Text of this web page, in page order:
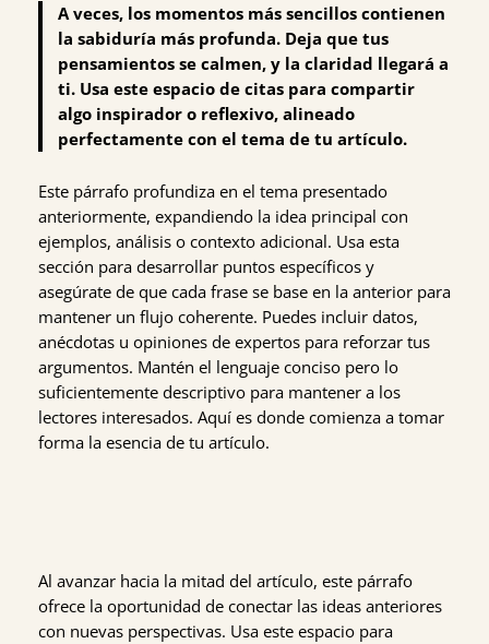
A veces, los momentos más sencillos contienen
la sabiduría más profunda. Deja que tus
pensamientos se calmen, y la claridad llegará a
ti. Usa este espacio de citas para compartir
algo inspirador o reflexivo, alineado
perfectamente con el tema de tu artículo.
Este párrafo profundiza en el tema presentado
anteriormente, expandiendo la idea principal con
ejemplos, análisis o contexto adicional. Usa esta
sección para desarrollar puntos específicos y
asegúrate de que cada frase se base en la anterior para
mantener un flujo coherente. Puedes incluir datos,
anécdotas u opiniones de expertos para reforzar tus
argumentos. Mantén el lenguaje conciso pero lo
suficientemente descriptivo para mantener a los
lectores interesados. Aquí es donde comienza a tomar
forma la esencia de tu artículo.
Al avanzar hacia la mitad del artículo, este párrafo
ofrece la oportunidad de conectar las ideas anteriores
con nuevas perspectivas. Usa este espacio para